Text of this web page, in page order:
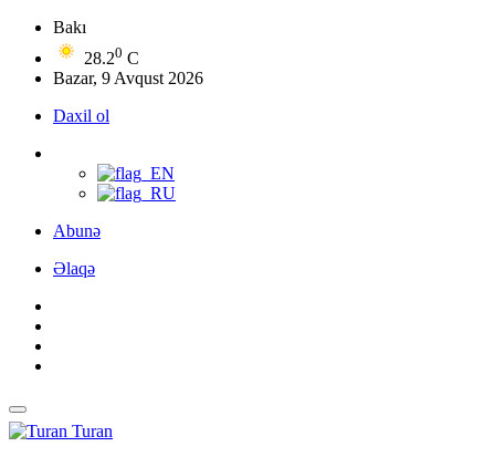
Bakı
28.20 C
Bazar, 9 Avqust 2026
Daxil ol
Abunə
Əlaqə
Turan